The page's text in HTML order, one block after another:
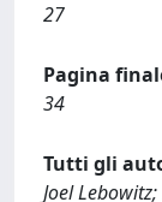
27
Pagina
34
Tutti gli
Joel